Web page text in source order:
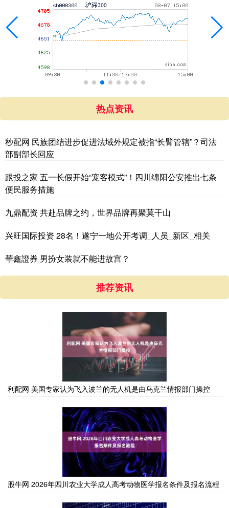
热点资讯
秒配网 民族团结进步促进法域外规定被指“长臂管辖”？司法
部副部长回应
跟投之家 五一长假开始“宠客模式”！四川绵阳公安推出七条
便民服务措施
九鼎配资 共赴品牌之约，世界品牌再聚莫干山
兴旺国际投资 28名！遂宁一地公开考调_人员_新区_相关
華鑫證券 男扮女装就不能进故宫？
推荐资讯
利配网 美国专家认为飞入波兰的无人机是由乌克兰情报部门操控
股牛网 2026年四川农业大学成人高考动物医学报名条件及报名流程